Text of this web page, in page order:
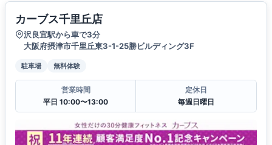
カーブス千里丘店
沢良宜駅から車で3分
大阪府摂津市千里丘東3-1-25勝ビルディング3F
駐車場 無料体験
営業時間
平日 10:00〜13:00
定休日
毎週日曜日